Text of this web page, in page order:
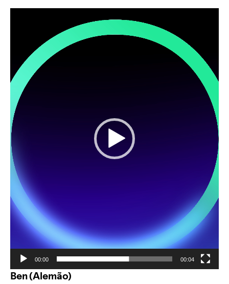
00:00 00:04
Ben (Alemão)